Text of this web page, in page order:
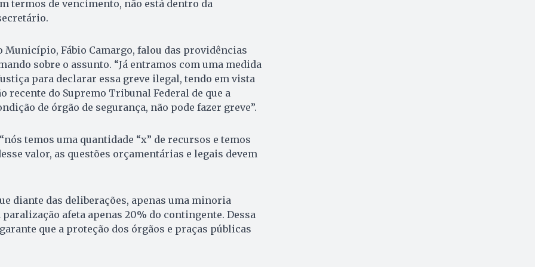
termos de vencimento, não está dentro da
Município, Fábio Camargo, falou das providências
sobre o assunto. “Já entramos com uma medida
para declarar essa greve ilegal, tendo em vista
recente do Supremo Tribunal Federal de que a
de órgão de segurança, não pode fazer greve”.
temos uma quantidade “x” de recursos e temos
valor, as questões orçamentárias e legais devem
diante das deliberações, apenas uma minoria
afeta apenas 20% do contingente. Dessa
que a proteção dos órgãos e praças públicas